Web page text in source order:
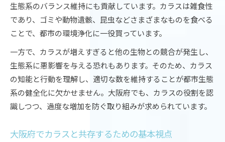
生態系のバランス維持にも貢献しています。カラスは雑食性
であり、ゴミや動物遺骸、昆虫などさまざまなものを食べる
ことで、都市の環境浄化に一役買っています。
一方で、カラスが増えすぎると他の生物との競合が発生し、
生態系に悪影響を与える恐れもあります。そのため、カラス
の知能と行動を理解し、適切な数を維持することが都市生態
系の健全化に欠かせません。大阪府でも、カラスの役割を認
識しつつ、過度な増加を防ぐ取り組みが求められています。
大阪府でカラスと共存するための基本視点